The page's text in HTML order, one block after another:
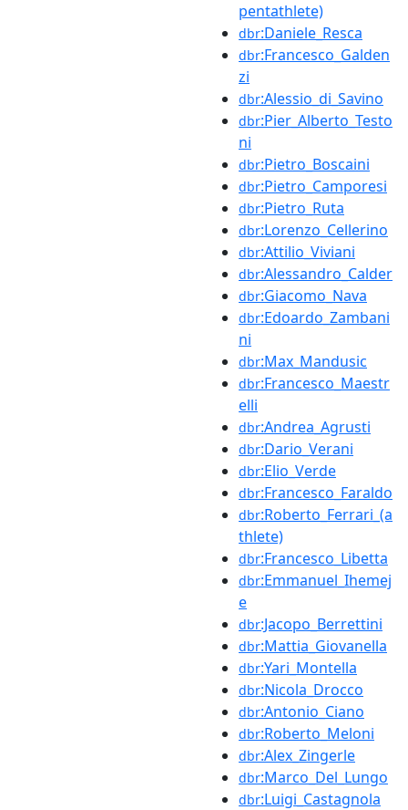
pentathlete)
dbr:Daniele_Resca
dbr:Francesco_Galden
zi
dbr:Alessio_di_Savino
dbr:Pier_Alberto_Testo
ni
dbr:Pietro_Boscaini
dbr:Pietro_Camporesi
dbr:Pietro_Ruta
dbr:Lorenzo_Cellerino
dbr:Attilio_Viviani
dbr:Alessandro_Calder
dbr:Giacomo_Nava
dbr:Edoardo_Zambani
ni
dbr:Max_Mandusic
dbr:Francesco_Maestr
elli
dbr:Andrea_Agrusti
dbr:Dario_Verani
dbr:Elio_Verde
dbr:Francesco_Faraldo
dbr:Roberto_Ferrari_(a
thlete)
dbr:Francesco_Libetta
dbr:Emmanuel_Ihemej
e
dbr:Jacopo_Berrettini
dbr:Mattia_Giovanella
dbr:Yari_Montella
dbr:Nicola_Drocco
dbr:Antonio_Ciano
dbr:Roberto_Meloni
dbr:Alex_Zingerle
dbr:Marco_Del_Lungo
dbr:Luigi_Castagnola